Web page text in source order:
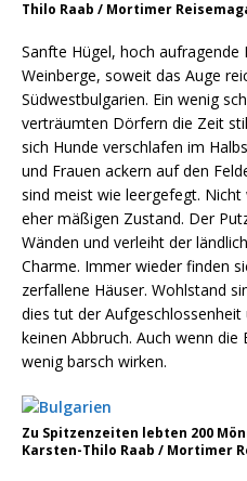
Thilo Raab / Mortimer
Sanfte Hügel, hoch aufragende
Weinberge, soweit das Auge
Südwestbulgarien. Ein wenig
verträumten Dörfern die Zeit
sich Hunde verschlafen im
und Frauen ackern auf den
sind meist wie leergefegt.
eher mäßigen Zustand. Der
Wänden und verleiht der
Charme. Immer wieder finden
zerfallene Häuser. Wohlstand
dies tut der
keinen Abbruch. Auch wenn
wenig barsch wirken.
Zu Spitzenzeiten lebten 200
Karsten-Thilo Raab / Mortimer